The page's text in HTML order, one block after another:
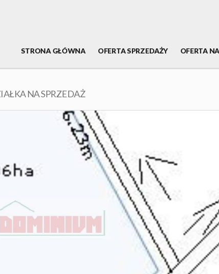
STRONA GŁÓWNA OFERTA SPRZEDAŻY OFERTA
NA SPRZEDAŻ